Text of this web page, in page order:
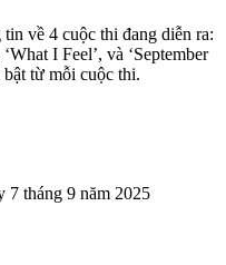
về 4 cuộc thi đang diễn ra:
I Feel’, và ‘September
từ mỗi cuộc thi.
7 tháng 9 năm 2025